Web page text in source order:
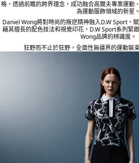
格，透過前瞻的跨界理念，成功融合高爾夫專業運動
為運動服飾領域的新星。
Daniel Wong將對時尚的叛逆精神融入D.W Sport，
藉其擅長的配色技法和視覺印花，D.W Sport系列緊
Wong品牌的辨識度。
狂野而不止於狂野，全面性無疆界的運動裝